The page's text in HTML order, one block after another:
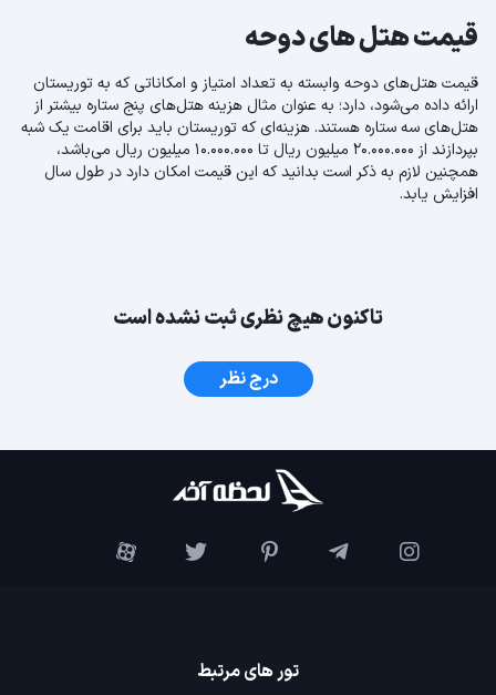
قیمت هتل های دوحه
قیمت هتل‌های دوحه وابسته به تعداد امتیاز و امکاناتی که به توریستان
ارائه داده می‌شود، دارد؛ به عنوان مثال هزینه هتل‌های پنج ستاره بیشتر از
هتل‌های سه ستاره هستند. هزینه‌ای که توریستان باید برای اقامت یک شبه
بپردازند از 20.000.000 میلیون ریال تا 10.000.000 میلیون ریال می‌باشد،
همچنین لازم به ذکر است بدانید که این قیمت امکان دارد در طول سال
افزایش یابد.
تاکنون هیچ نظری ثبت نشده است
درج نظر
تور های مرتبط